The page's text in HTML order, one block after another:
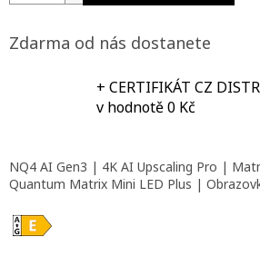
Zdarma od nás dostanete
+ CERTIFIKÁT CZ
v hodnotě 0 Kč
NQ4 AI Gen3 | 4K AI Upscaling Pro |
Quantum Matrix Mini LED Plus |